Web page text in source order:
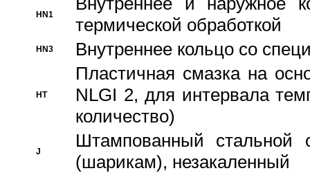
HN1
термической обработкой
HN3 Внутреннее кольцо со
HT
Пластичная смазка на
NLGI 2, для интервала
количество)
J
Штампованный стальной
(шарикам), незакаленный